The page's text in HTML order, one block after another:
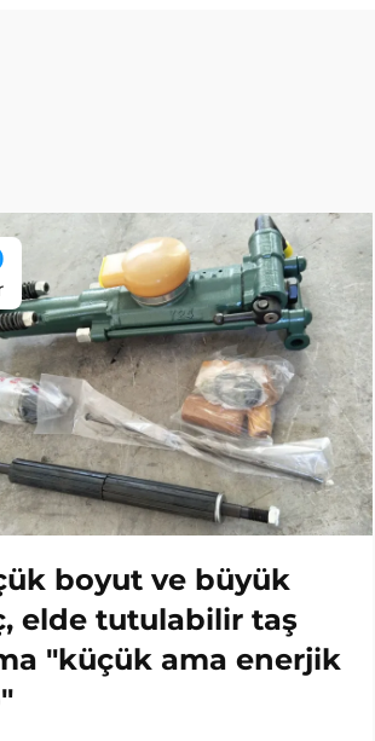
boyut ve büyük
elde tutulabilir taş
"küçük ama enerjik